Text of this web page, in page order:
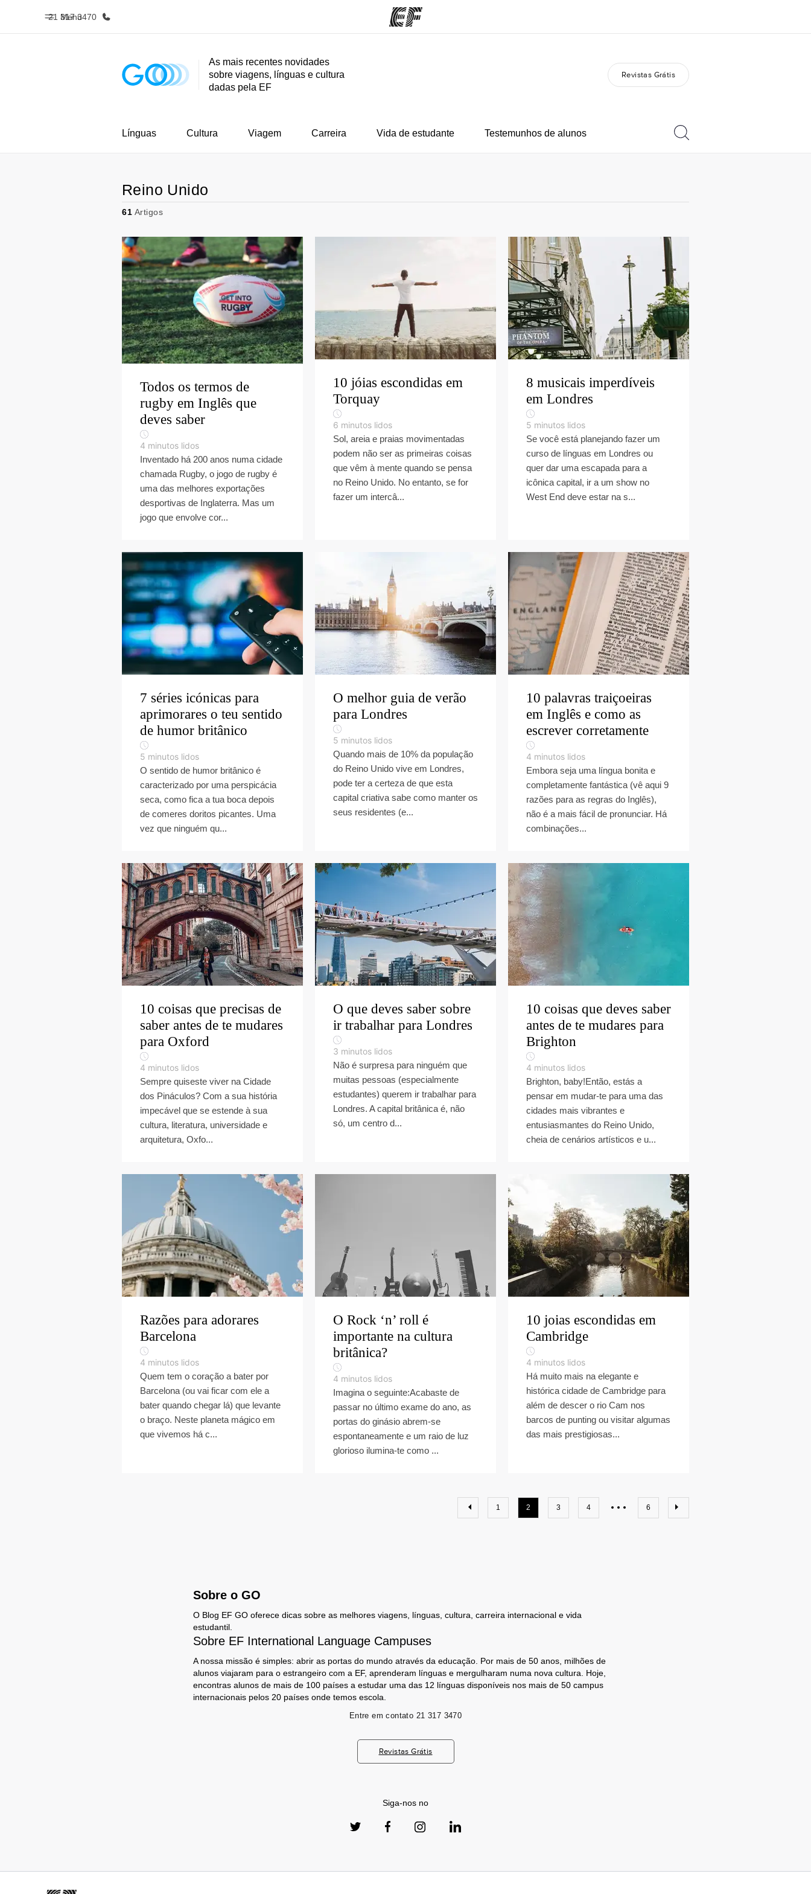
Menu
21 317 3470
Início Programas
Saiba tudo que
Carreiras
As mais recentes novidades
sobre viagens, línguas e cultura
dadas pela EF
Revistas Grátis
Línguas Cultura Viagem Carreira Vida de estudante Testemunhos de alunos
Reino Unido
61 Artigos
Todos os termos de
rugby em Inglês que
deves saber
4 minutos lidos
Inventado há 200 anos numa cidade
chamada Rugby, o jogo de rugby é
uma das melhores exportações
desportivas de Inglaterra. Mas um
jogo que envolve cor...
10 jóias escondidas em
Torquay
6 minutos lidos
Sol, areia e praias movimentadas
podem não ser as primeiras coisas
que vêm à mente quando se pensa
no Reino Unido. No entanto, se for
fazer um intercâ...
8 musicais imperdíveis
em Londres
5 minutos lidos
Se você está planejando fazer um
curso de línguas em Londres ou
quer dar uma escapada para a
icônica capital, ir a um show no
West End deve estar na s...
7 séries icónicas para
aprimorares o teu sentido
de humor britânico
5 minutos lidos
O sentido de humor britânico é
caracterizado por uma perspicácia
seca, como fica a tua boca depois
de comeres doritos picantes. Uma
vez que ninguém qu...
O melhor guia de verão
para Londres
5 minutos lidos
Quando mais de 10% da população
do Reino Unido vive em Londres,
pode ter a certeza de que esta
capital criativa sabe como manter os
seus residentes (e...
10 palavras traiçoeiras
em Inglês e como as
escrever corretamente
4 minutos lidos
Embora seja uma língua bonita e
completamente fantástica (vê aqui 9
razões para as regras do Inglês),
não é a mais fácil de pronunciar. Há
combinações...
10 coisas que precisas de
saber antes de te mudares
para Oxford
4 minutos lidos
Sempre quiseste viver na Cidade
dos Pináculos? Com a sua história
impecável que se estende à sua
cultura, literatura, universidade e
arquitetura, Oxfo...
O que deves saber sobre
ir trabalhar para Londres
3 minutos lidos
Não é surpresa para ninguém que
muitas pessoas (especialmente
estudantes) querem ir trabalhar para
Londres. A capital britânica é, não
só, um centro d...
10 coisas que deves saber
antes de te mudares para
Brighton
4 minutos lidos
Brighton, baby!Então, estás a
pensar em mudar-te para uma das
cidades mais vibrantes e
entusiasmantes do Reino Unido,
cheia de cenários artísticos e u...
Razões para adorares
Barcelona
4 minutos lidos
Quem tem o coração a bater por
Barcelona (ou vai ficar com ele a
bater quando chegar lá) que levante
o braço. Neste planeta mágico em
que vivemos há c...
O Rock ‘n’ roll é
importante na cultura
britânica?
4 minutos lidos
Imagina o seguinte:Acabaste de
passar no último exame do ano, as
portas do ginásio abrem-se
espontaneamente e um raio de luz
glorioso ilumina-te como ...
10 joias escondidas em
Cambridge
4 minutos lidos
Há muito mais na elegante e
histórica cidade de Cambridge para
além de descer o rio Cam nos
barcos de punting ou visitar algumas
das mais prestigiosas...
1 2 3 4 6
Sobre o GO
O Blog EF GO oferece dicas sobre as melhores viagens, línguas, cultura, carreira internacional e vida
estudantil.
Sobre EF International Language Campuses
A nossa missão é simples: abrir as portas do mundo através da educação. Por mais de 50 anos, milhões de
alunos viajaram para o estrangeiro com a EF, aprenderam línguas e mergulharam numa nova cultura. Hoje,
encontras alunos de mais de 100 países a estudar uma das 12 línguas disponíveis nos mais de 50 campus
internacionais pelos 20 países onde temos escola.
Entre em contato 21 317 3470
Revistas Grátis
Siga-nos no